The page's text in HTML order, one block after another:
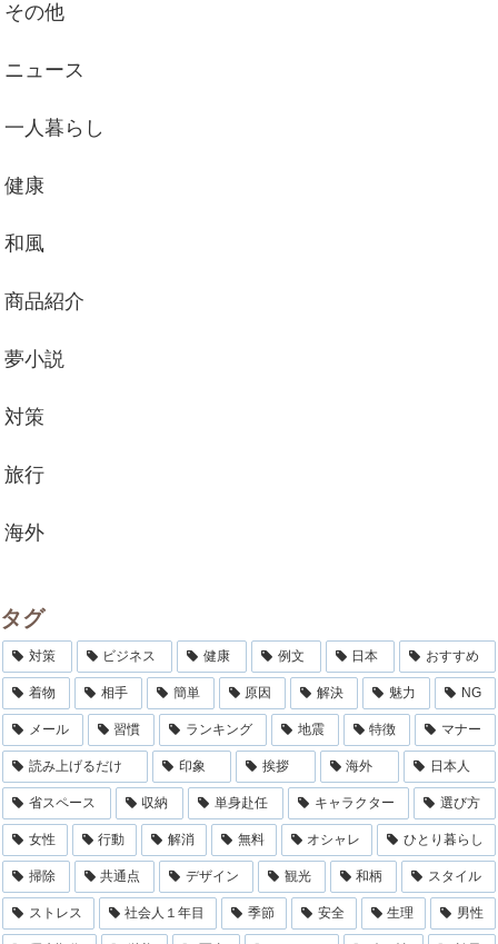
その他
ニュース
一人暮らし
健康
和風
商品紹介
夢小説
対策
旅行
海外
タグ
対策 ビジネス 健康 例文 日本 おすすめ
着物 相手 簡単 原因 解決 魅力 NG
メール 習慣 ランキング 地震 特徴 マナー
読み上げるだけ 印象 挨拶 海外 日本人
省スペース 収納 単身赴任 キャラクター 選び方
女性 行動 解消 無料 オシャレ ひとり暮らし
掃除 共通点 デザイン 観光 和柄 スタイル
ストレス 社会人１年目 季節 安全 生理 男性